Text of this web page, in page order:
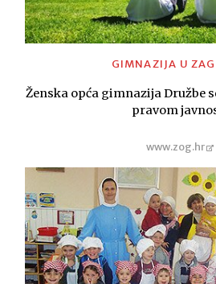
GIMNAZIJA U
Ženska opća gimnazija Družbe
pravom
www.zog.hr